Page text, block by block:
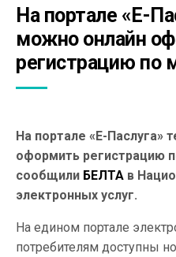
На портале «Е-
можно онлайн
регистрацию по
На портале «Е-Паслуга»
оформить регистрацию
сообщили БЕЛТА в
электронных услуг.
На едином портале
потребителям доступны